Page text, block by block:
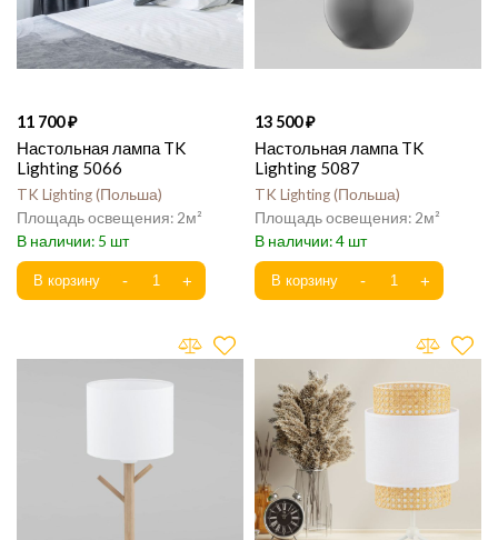
11 700
Настольная лампа TK
Lighting 5066
TK Lighting Польша
2
5
13 500
Настольная лампа TK
Lighting 5087
TK Lighting Польша
2
4